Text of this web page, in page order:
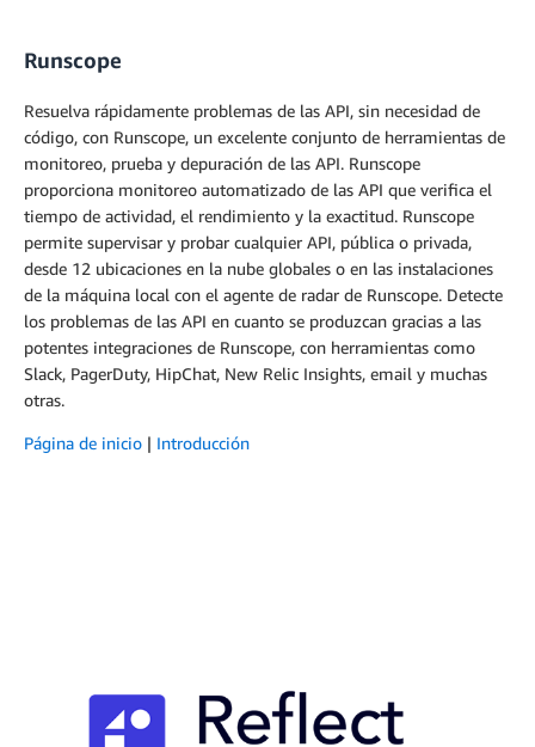
Runscope
Resuelva rápidamente problemas de las API, sin necesidad de
código, con Runscope, un excelente conjunto de herramientas de
monitoreo, prueba y depuración de las API. Runscope
proporciona monitoreo automatizado de las API que verifica el
tiempo de actividad, el rendimiento y la exactitud. Runscope
permite supervisar y probar cualquier API, pública o privada,
desde 12 ubicaciones en la nube globales o en las instalaciones
de la máquina local con el agente de radar de Runscope. Detecte
los problemas de las API en cuanto se produzcan gracias a las
potentes integraciones de Runscope, con herramientas como
Slack, PagerDuty, HipChat, New Relic Insights, email y muchas
otras.
Página de inicio | Introducción